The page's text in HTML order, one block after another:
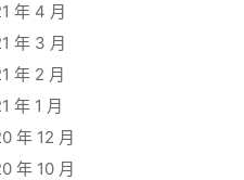
年 4 月
年 3 月
年 2 月
年 1 月
年 12 月
年 10 月